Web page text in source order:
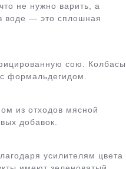
не нужно варить, а
воде — это сплошная
сою. Колбасы
формальдегидом.
из отходов мясной
добавок.
усилителям цвета